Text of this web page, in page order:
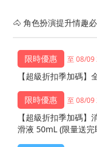
🐴 角色扮演提升情趣必
至 08/09
【超級折扣季加碼
至 08/09
【超級折扣季加碼
滑液 50mL (限量送完